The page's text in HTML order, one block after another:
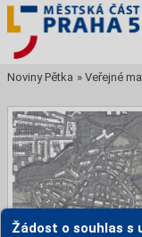
Žádost o souhlas
Noviny Pětka » Veřejné